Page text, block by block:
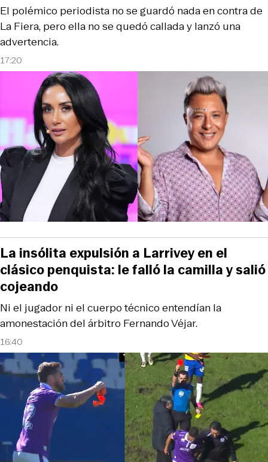
17:20
El polémico periodista no se guardó nada en contra de
La Fiera, pero ella no se quedó callada y lanzó una
advertencia.
16:40
Ni el jugador ni el cuerpo técnico entendían la
amonestación del árbitro Fernando Véjar.
La insólita expulsión a Larrivey en el
clásico penquista: le falló la camilla y salió
cojeando